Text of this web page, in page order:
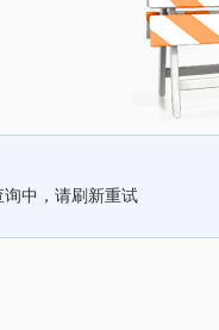
询中，请刷新重试